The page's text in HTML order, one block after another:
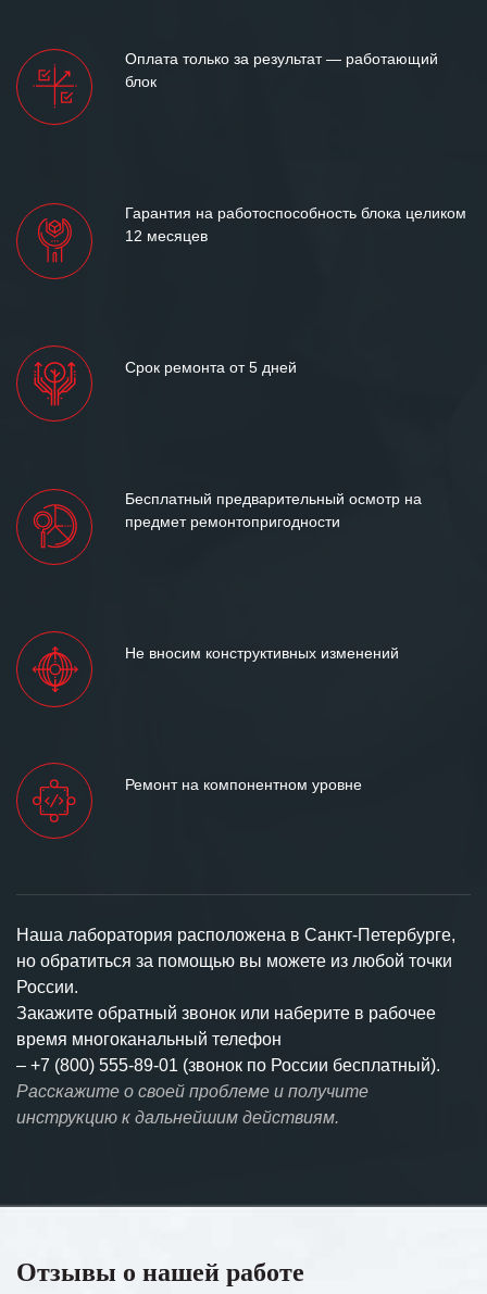
Оплата только за результат — работающий
блок
Гарантия на работоспособность блока целиком
12 месяцев
Срок ремонта от 5 дней
Бесплатный предварительный осмотр на
предмет ремонтопригодности
Не вносим конструктивных изменений
Ремонт на компонентном уровне
Наша лаборатория расположена в Санкт-Петербурге,
но обратиться за помощью вы можете из любой точки
России.
Закажите обратный звонок или наберите в рабочее
время многоканальный телефон
– +7 (800) 555-89-01 (звонок по России бесплатный).
Расскажите о своей проблеме и получите
инструкцию к дальнейшим действиям.
Отзывы о нашей работе